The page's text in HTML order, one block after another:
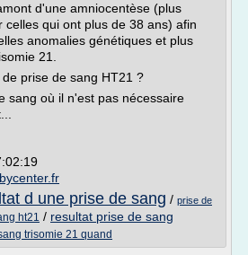
d'une amniocentèse (plus
celles qui ont plus de 38 ans) afin
anomalies génétiques et plus
21.
prise de sang HT21 ?
sang où il n'est pas nécessaire
d une prise de sang / prise de
ht21 / resultat prise de sang
trisomie 21 quand